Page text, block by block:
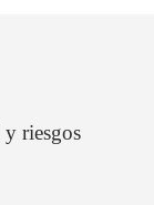
riesgos